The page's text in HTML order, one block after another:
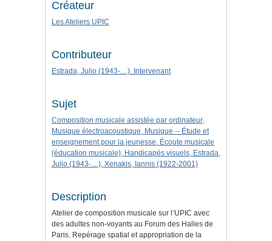
Créateur
Les Ateliers UPIC
Contributeur
Estrada, Julio (1943-....). Intervenant
Sujet
Composition musicale assistée par ordinateur,
Musique électroacoustique, Musique -- Étude et
enseignement pour la jeunesse, Écoute musicale
(éducation musicale), Handicapés visuels, Estrada,
Julio (1943-....), Xenakis, Iannis (1922-2001)
Description
Atelier de composition musicale sur l’UPIC avec
des adultes non-voyants au Forum des Halles de
Paris. Repérage spatial et appropriation de la